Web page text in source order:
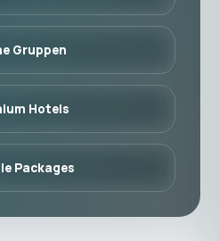
Gruppen
Hotels
Packages